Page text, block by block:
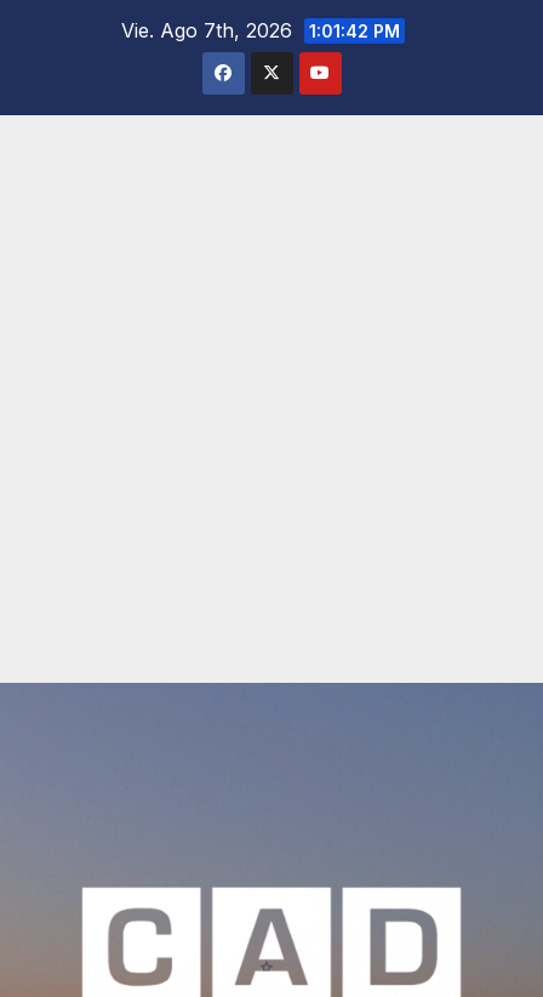
Vie. Ago 7th, 2026 1:01:43 PM